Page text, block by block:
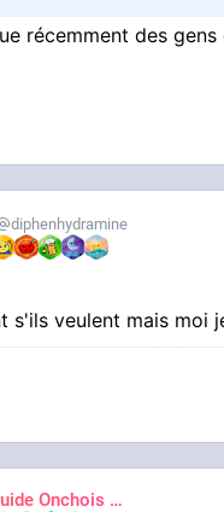
récemment des
diphenhydramine
s'ils veulent mais moi
Archidruide Onchois
🍀️🌩️🐻️